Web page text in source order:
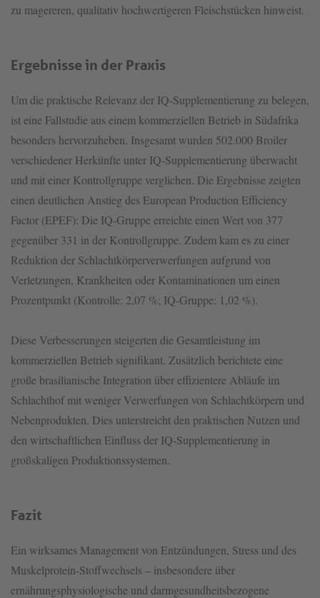
zu magereren, qualitativ hochwertigeren Fleischstücken hinweist.
Ergebnisse in der Praxis
Um die praktische Relevanz der IQ-Supplementierung zu belegen,
ist eine Fallstudie aus einem kommerziellen Betrieb in Südafrika
besonders hervorzuheben. Insgesamt wurden 502.000 Broiler
verschiedener Herkünfte unter IQ-Supplementierung überwacht
und mit einer Kontrollgruppe verglichen. Die Ergebnisse zeigten
einen deutlichen Anstieg des European Production Efficiency
Factor (EPEF): Die IQ-Gruppe erreichte einen Wert von 377
gegenüber 331 in der Kontrollgruppe. Zudem kam es zu einer
Reduktion der Schlachtkörperverwerfungen aufgrund von
Verletzungen, Krankheiten oder Kontaminationen um einen
Prozentpunkt (Kontrolle: 2,07 %; IQ-Gruppe: 1,02 %).
Diese Verbesserungen steigerten die Gesamtleistung im
kommerziellen Betrieb signifikant. Zusätzlich berichtete eine
große brasilianische Integration über effizientere Abläufe im
Schlachthof mit weniger Verwerfungen von Schlachtkörpern und
Nebenprodukten. Dies unterstreicht den praktischen Nutzen und
den wirtschaftlichen Einfluss der IQ-Supplementierung in
großskaligen Produktionssystemen.
Fazit
Ein wirksames Management von Entzündungen, Stress und des
Muskelprotein-Stoffwechsels – insbesondere über
ernährungsphysiologische und darmgesundheitsbezogene